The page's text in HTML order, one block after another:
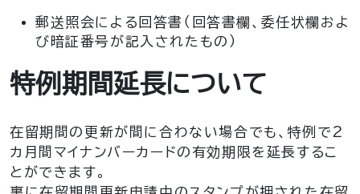
郵送照会による回答書（回答書欄、委任状欄およ
び暗証番号が記入されたもの）
特例期間延長について
在留期間の更新が間に合わない場合でも、特例で2
カ月間マイナンバーカードの有効期限を延長するこ
とができます。